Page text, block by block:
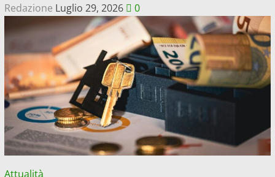
Redazione Luglio 29, 2026 0
Attualità